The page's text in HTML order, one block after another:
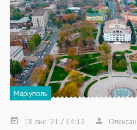
Маріуполь
18 лис '21 / 14:12